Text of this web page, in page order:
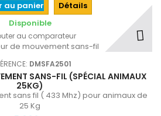
au panier
Détails
Disponible
au comparateur
DMSFA2501
SANS-FIL (SPÉCIAL ANIMAUX
25KG)
sans fil ( 433 Mhz) pour animaux de
25 Kg